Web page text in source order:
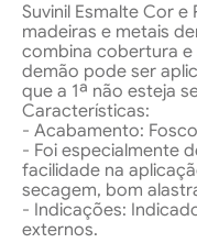
Suvinil Esmalte Cor
madeiras e metais
combina cobertura e
demão pode ser
que a 1ª não esteja
Características:
- Acabamento:
- Foi especialmente
facilidade na
secagem, bom
- Indicações:
externos.